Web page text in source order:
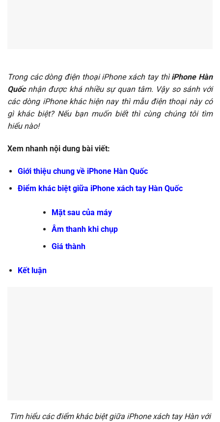
Trong các dòng điện thoại iPhone xách tay thì iPhone Hàn
Quốcnhận được khá nhiều sự quan tâm. Vậy so sánh với
các dòng iPhone khác hiện nay thì mẫu điện thoại này có
gì khác biệt? Nếu bạn muốn biết thì cùng chúng tôi tìm
hiểu nào!
Xem nhanh nội dung bài viết:
Giới thiệu chung về iPhone Hàn Quốc
Điểm khác biệt giữa iPhone xách tay Hàn Quốc
Mặt sau của máy
Âm thanh khi chụp
Giá thành
Kết luận
Tìm hiểu các điểm khác biệt giữa iPhone xách tay Hàn với